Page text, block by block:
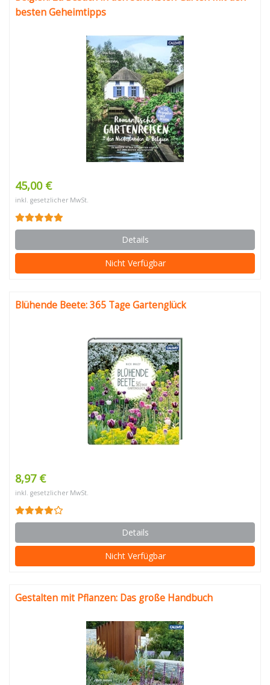
besten Geheimtipps
45,00 €
inkl. gesetzlicher MwSt.
Details
Nicht Verfügbar
Blühende Beete: 365 Tage Gartenglück
8,97 €
inkl. gesetzlicher MwSt.
Details
Nicht Verfügbar
Gestalten mit Pflanzen: Das große Handbuch